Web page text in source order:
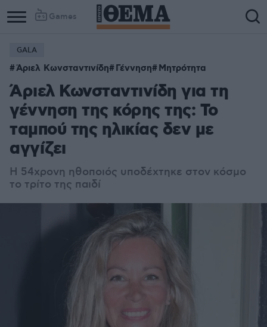
Games
GALA
Άριελ Κωνσταντινίδη Γέννηση Μητρότητα
Άριελ Κωνσταντινίδη για τη
γέννηση της κόρης της: Το
ταμπού της ηλικίας δεν με
αγγίζει
Η 54χρονη ηθοποιός υποδέχτηκε στον κόσμο
το τρίτο της παιδί